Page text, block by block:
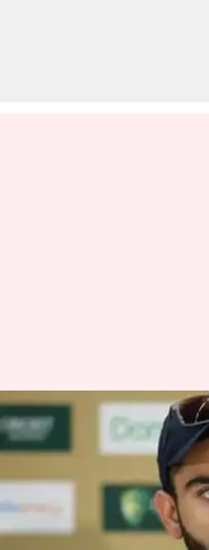
विश्व कप
बताया, क्यों
मिला मौका
लेखन मोहम्मद वाहिद May 15,